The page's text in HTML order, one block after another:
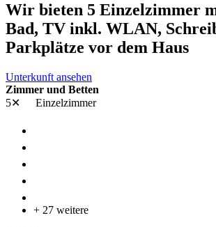
Wir bieten 5 Einzelzimmer
Bad, TV inkl. WLAN,
Parkplätze vor dem Haus
Unterkunft ansehen
Zimmer und Betten
5✕
Einzelzimmer
+ 27 weitere